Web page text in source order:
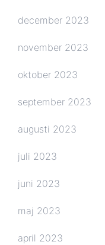
december 2023
november 2023
oktober 2023
september 2023
augusti 2023
juli 2023
juni 2023
maj 2023
april 2023